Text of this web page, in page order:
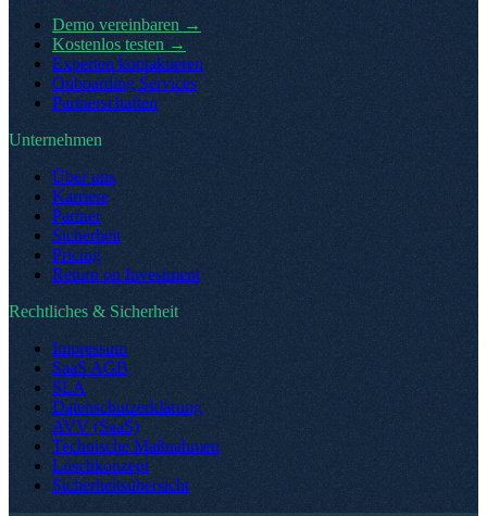
Demo vereinbaren →
Kostenlos testen →
Experten kontaktieren
Onboarding Services
Partnerschaften
Unternehmen
Über uns
Karriere
Partner
Sicherheit
Pricing
Return on Investment
Rechtliches & Sicherheit
Impressum
SaaS AGB
SLA
Datenschutzerklärung
AVV (SaaS)
Technische Maßnahmen
Löschkonzept
Sicherheitsübersicht